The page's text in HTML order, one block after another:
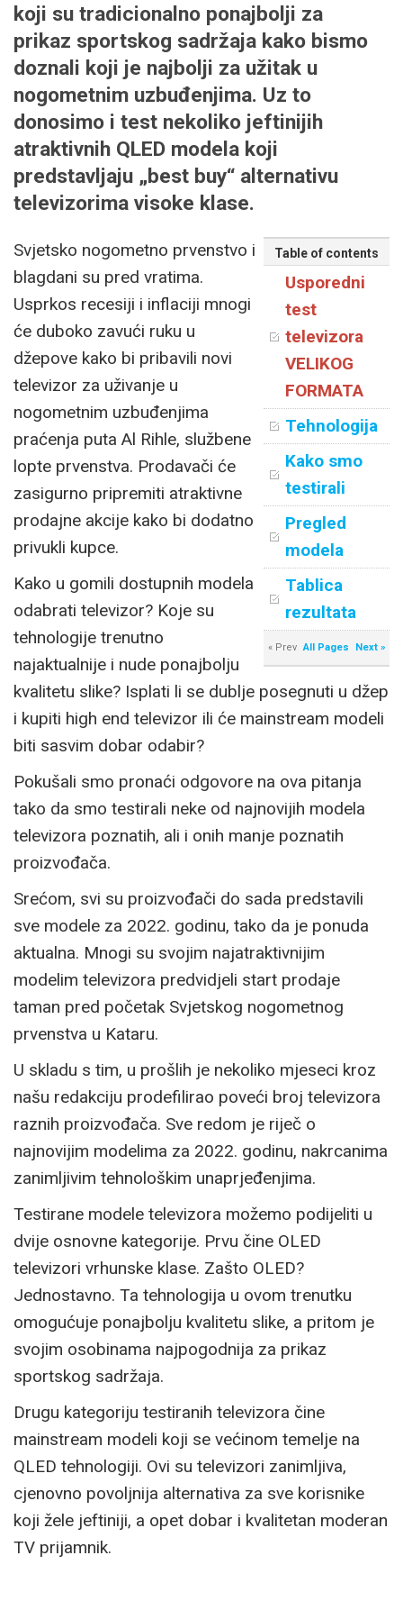
koji su tradicionalno ponajbolji za
prikaz sportskog sadržaja kako bismo
doznali koji je najbolji za užitak u
nogometnim uzbuđenjima. Uz to
donosimo i test nekoliko jeftinijih
atraktivnih QLED modela koji
predstavljaju „best buy“ alternativu
televizorima visoke klase.
Table of contents
Usporedni
test
televizora
VELIKOG
FORMATA
Tehnologija
Kako smo
testirali
Pregled
modela
Tablica
rezultata
« Prev All Pages Next »
Svjetsko nogometno prvenstvo i
blagdani su pred vratima.
Usprkos recesiji i inflaciji mnogi
će duboko zavući ruku u
džepove kako bi pribavili novi
televizor za uživanje u
nogometnim uzbuđenjima
praćenja puta Al Rihle, službene
lopte prvenstva. Prodavači će
zasigurno pripremiti atraktivne
prodajne akcije kako bi dodatno
privukli kupce.
Kako u gomili dostupnih modela
odabrati televizor? Koje su
tehnologije trenutno
najaktualnije i nude ponajbolju
kvalitetu slike? Isplati li se dublje posegnuti u džep
i kupiti high end televizor ili će mainstream modeli
biti sasvim dobar odabir?
Pokušali smo pronaći odgovore na ova pitanja
tako da smo testirali neke od najnovijih modela
televizora poznatih, ali i onih manje poznatih
proizvođača.
Srećom, svi su proizvođači do sada predstavili
sve modele za 2022. godinu, tako da je ponuda
aktualna. Mnogi su svojim najatraktivnijim
modelim televizora predvidjeli start prodaje
taman pred početak Svjetskog nogometnog
prvenstva u Kataru.
U skladu s tim, u prošlih je nekoliko mjeseci kroz
našu redakciju prodefilirao poveći broj televizora
raznih proizvođača. Sve redom je riječ o
najnovijim modelima za 2022. godinu, nakrcanima
zanimljivim tehnološkim unaprjeđenjima.
Testirane modele televizora možemo podijeliti u
dvije osnovne kategorije. Prvu čine OLED
televizori vrhunske klase. Zašto OLED?
Jednostavno. Ta tehnologija u ovom trenutku
omogućuje ponajbolju kvalitetu slike, a pritom je
svojim osobinama najpogodnija za prikaz
sportskog sadržaja.
Drugu kategoriju testiranih televizora čine
mainstream modeli koji se većinom temelje na
QLED tehnologiji. Ovi su televizori zanimljiva,
cjenovno povoljnija alternativa za sve korisnike
koji žele jeftiniji, a opet dobar i kvalitetan moderan
TV prijamnik.